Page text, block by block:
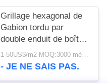
Grillage hexagonal de
Gabion tordu par
double enduit de boîte
de Gabion de zinc
1-50US$/m2 MOQ:3000 mètres carrés
- JE NE SAIS PAS.